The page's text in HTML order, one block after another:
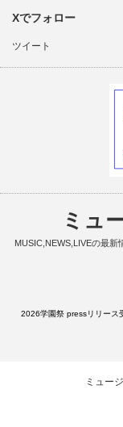
Xでフォロー
ツイート
ミュ
MUSIC,NEWS,LIVEの最
2026学園祭 pressリリー
ミュー